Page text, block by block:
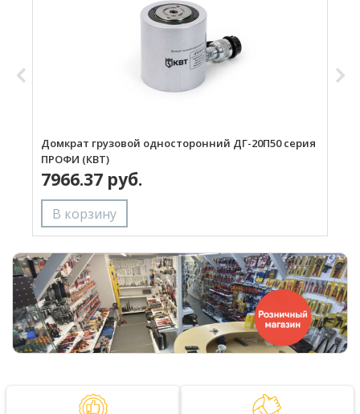
Домкрат грузовой односторонний ДГ-20П50 серия
ПРОФИ (КВТ)
7966.37 руб.